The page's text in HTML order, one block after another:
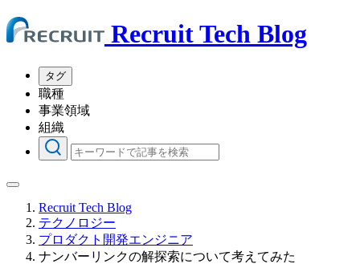
Recruit Tech Blog
タグ
職種
事業領域
組織
Recruit Tech Blog
テクノロジー
プロダクト開発エンジニア
ナンバーリンクの解探索について考えてみた